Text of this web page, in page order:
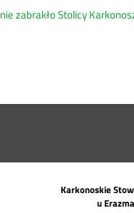
zabrakło Stolicy
Karkonoskie
u